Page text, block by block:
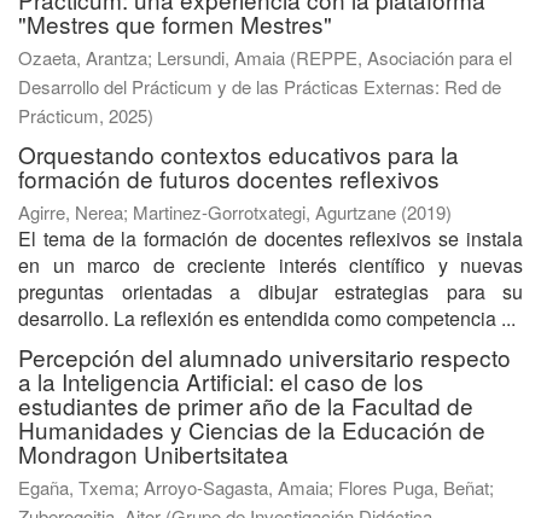
"Mestres que formen Mestres"
Ozaeta, Arantza; Lersundi, Amaia (REPPE, Asociación para el
Desarrollo del Prácticum y de las Prácticas Externas: Red de
Prácticum, 2025)
Orquestando contextos educativos para la
formación de futuros docentes reflexivos
Agirre, Nerea; Martinez-Gorrotxategi, Agurtzane (2019)
El tema de la formación de docentes reflexivos se instala
en un marco de creciente interés científico y nuevas
preguntas orientadas a dibujar estrategias para su
desarrollo. La reflexión es entendida como competencia ...
Percepción del alumnado universitario respecto
a la Inteligencia Artificial: el caso de los
estudiantes de primer año de la Facultad de
Humanidades y Ciencias de la Educación de
Mondragon Unibertsitatea
Egaña, Txema; Arroyo-Sagasta, Amaia; Flores Puga, Beñat;